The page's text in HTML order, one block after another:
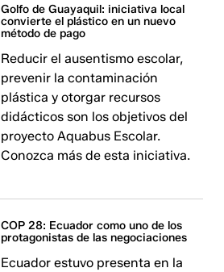
Golfo de Guayaquil: iniciativa local
convierte el plástico en un nuevo
método de pago
Reducir el ausentismo escolar,
prevenir la contaminación
plástica y otorgar recursos
didácticos son los objetivos del
proyecto Aquabus Escolar.
Conozca más de esta iniciativa.
COP 28: Ecuador como uno de los
protagonistas de las negociaciones
Ecuador estuvo presenta en la